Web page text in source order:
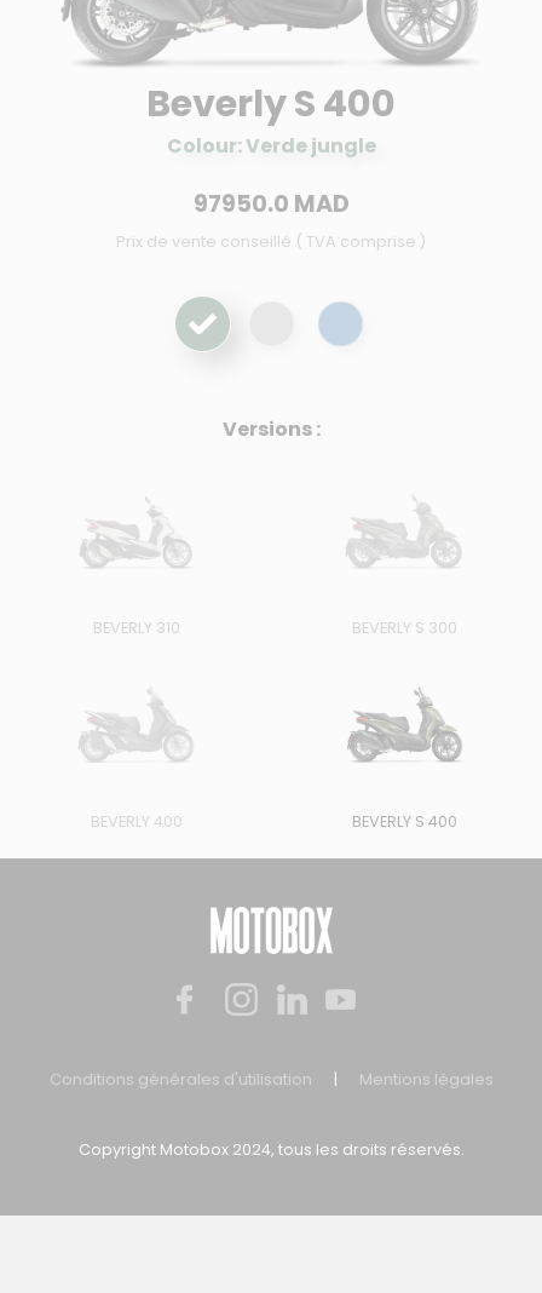
Beverly S 400
Colour: Verde jungle
97950.0 MAD
Prix de vente conseillé ( TVA comprise )
Versions :
BEVERLY 310 BEVERLY S 300
BEVERLY 400 BEVERLY S 400
Conditions générales d'utilisation | Mentions légales
Copyright Motobox 2024, tous les droits réservés.